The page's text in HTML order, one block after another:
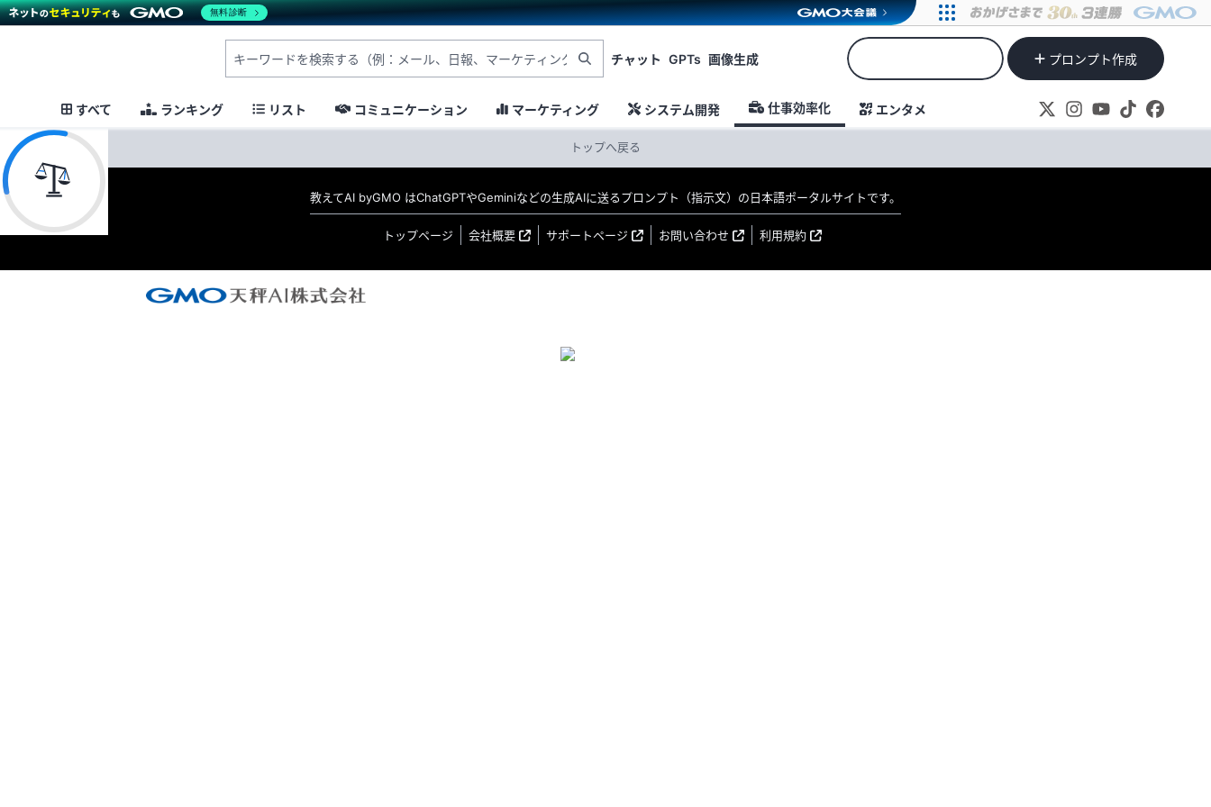
チャット GPTs 画像生成 プロンプト作成
すべて ランキング リスト コミュニケーション マーケティング システム開発 仕事効率化 エンタメ
トップへ戻る
教えてAI byGMO はChatGPTやGeminiなどの生成AIに送るプロンプト（指示文）の日本語ポータルサイトです。
トップページ 会社概要 サポートページ お問い合わせ 利用規約
無料診断